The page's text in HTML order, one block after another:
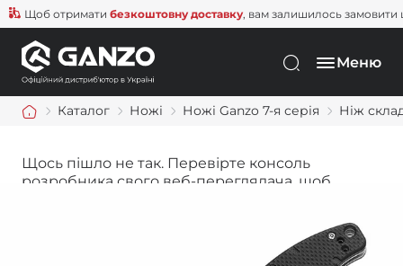
отриматибезкоштовну доставку, вам залишилось замовити ще
Меню
Каталог Ножі Ножі Ganzo 7-я серія Ніж
Щось пішло не так. Перевірте консоль
розробника свого веб-переглядача, щоб